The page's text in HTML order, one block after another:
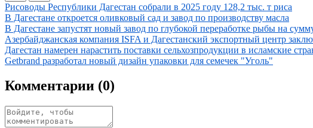
Иллюстрация новости
Рисоводы Республики Дагестан собрали в 2025 году 128,2 тыс. т риса
Иллюстрация новости
В Дагестане откроется оливковый сад и завод по производству масла
Иллюстрация новости
В Дагестане запустят новый завод по глубокой переработке рыбы на
Иллюстрация новости
Азербайджанская компания ISFA и Дагестанский экспортный центр
Иллюстрация новости
Дагестан намерен нарастить поставки сельхозпродукции в исламские
Иллюстрация новости
Getbrand разработал новый дизайн упаковки для семечек "Уголь"
Комментарии (0)